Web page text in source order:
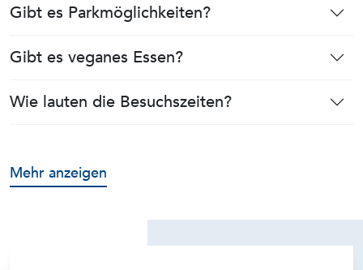
Gibt es Parkmöglichkeiten?
Gibt es veganes Essen?
Wie lauten die Besuchszeiten?
Mehr anzeigen